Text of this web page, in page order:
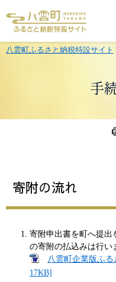
ニ
を八雲町ふるさと納税特設サイト
手
寄附の流れ
寄附申出書を町へ提出
の寄附の払込みは行い
八雲町企業版ふ
17KB]